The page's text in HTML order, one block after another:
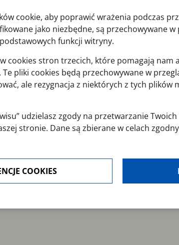
cookie, aby poprawić wrażenia podczas
jako niezbędne, są przechowywane
funkcji witryny.
cookies stron trzecich, które pomagają nam
pliki cookies będą przechowywane w
ale rezygnacja z niektórych z tych plików
udzielasz zgody na przetwarzanie
stronie. Dane są zbierane w celach
modyfikować udzielone zgody w zakładce:
COOKIES